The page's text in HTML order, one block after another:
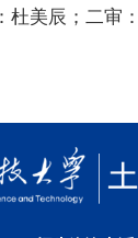
杜美辰；二审